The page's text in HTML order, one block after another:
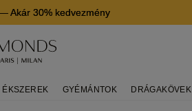
Akár 30% kedvezmény
ÉKSZEREK GYÉMÁNTOK DRÁGAKÖVEK